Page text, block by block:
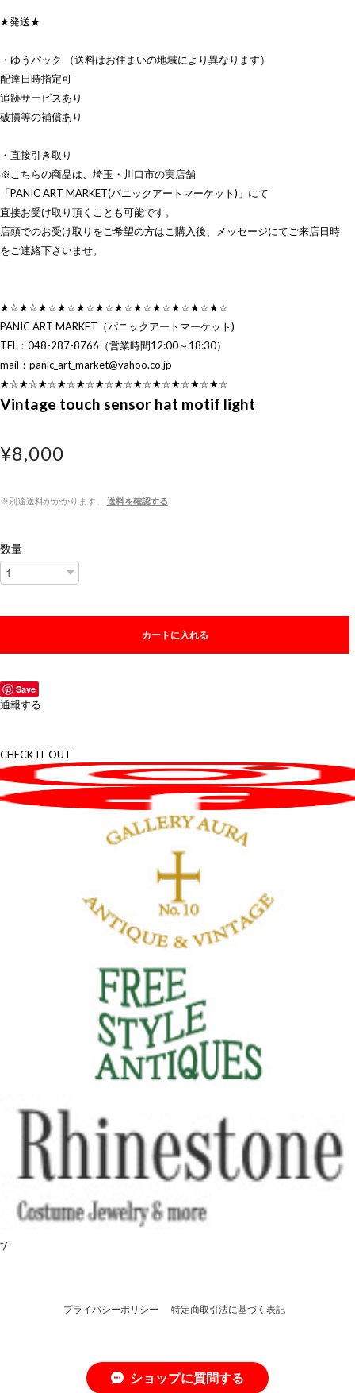
★発送★
・ゆうパック （送料はお住まいの地域により異なります）
配達日時指定可
追跡サービスあり
破損等の補償あり
・直接引き取り
※こちらの商品は、埼玉・川口市の実店舗
「PANIC ART MARKET(パニックアートマーケット)」にて
直接お受け取り頂くことも可能です。
店頭でのお受け取りをご希望の方はご購入後、メッセージにてご来店日時
をご連絡下さいませ。
★☆★☆★☆★☆★☆★☆★☆★☆★☆★☆★☆★☆
PANIC ART MARKET（パニックアートマーケット)
TEL：048-287-8766（営業時間12:00～18:30）
mail： panic_art_market@yahoo.co.jp
★☆★☆★☆★☆★☆★☆★☆★☆★☆★☆★☆★☆
Vintage touch sensor hat motif light
¥8,000
※別途送料がかかります。 送料を確認する
数量
カートに入れる
Save
通報する
CHECK IT OUT
*/
プライバシーポリシー 特定商取引法に基づく表記
ショップに質問する